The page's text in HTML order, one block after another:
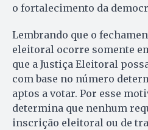
o fortalecimento da
Lembrando que o
eleitoral ocorre somente
que a Justiça Eleitoral
com base no número
aptos a votar. Por esse
determina que nenhum
inscrição eleitoral ou de